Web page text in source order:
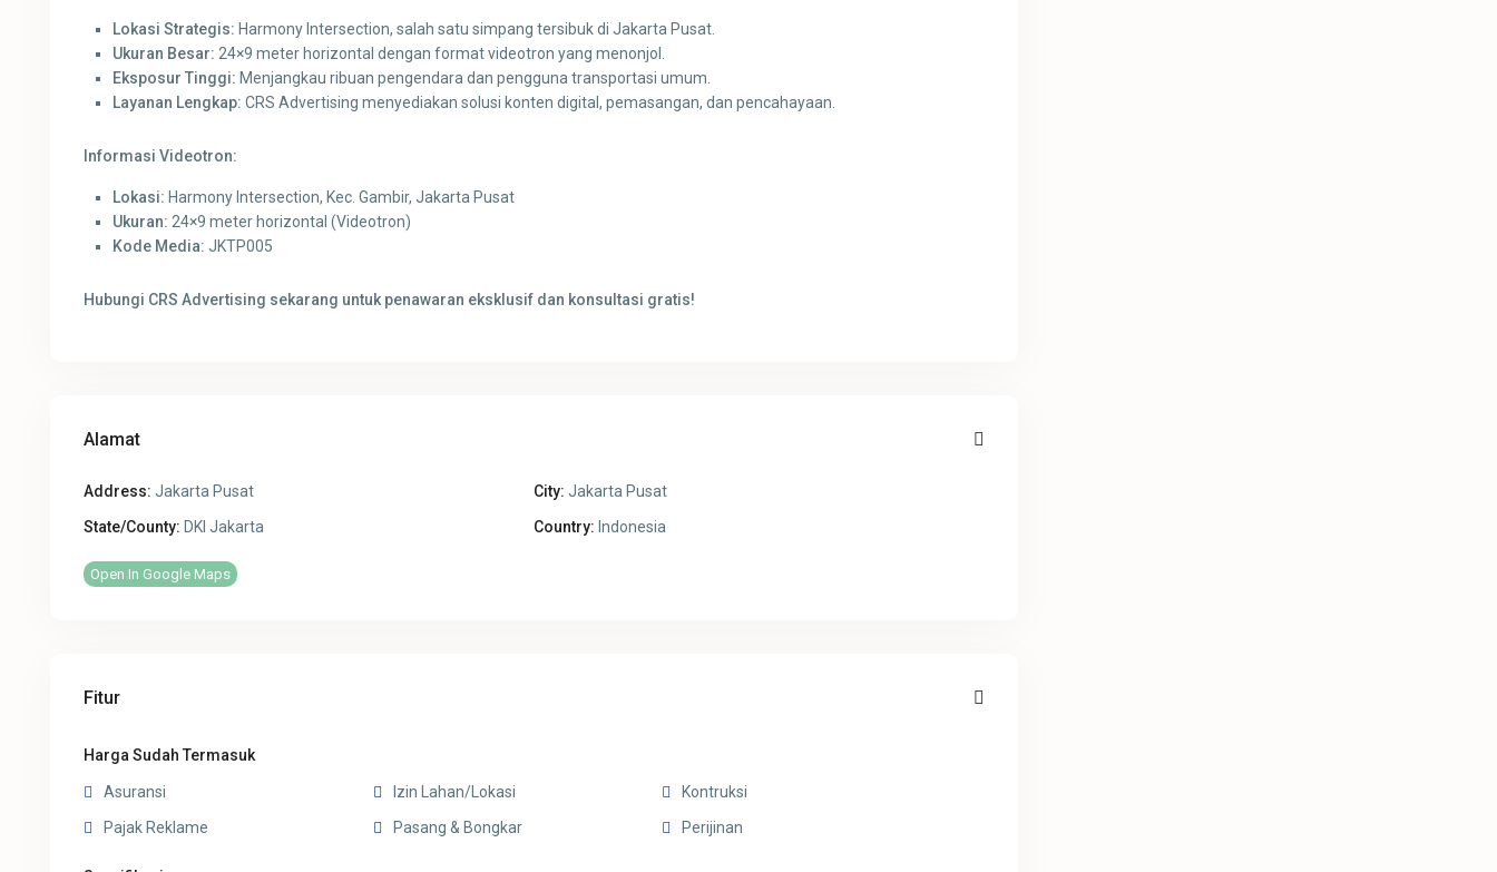
Lokasi Strategis: Harmony Intersection, salah satu simpang tersibuk di Jakarta Pusat.
Ukuran Besar: 24×9 meter horizontal dengan format videotron yang menonjol.
Eksposur Tinggi: Menjangkau ribuan pengendara dan pengguna transportasi umum.
Layanan Lengkap: CRS Advertising menyediakan solusi konten digital, pemasangan, dan pencahayaan.
Informasi Videotron:
Lokasi: Harmony Intersection, Kec. Gambir, Jakarta Pusat
Ukuran: 24×9 meter horizontal (Videotron)
Kode Media: JKTP005
Hubungi CRS Advertising sekarang untuk penawaran eksklusif dan konsultasi gratis!
Alamat
Address: Jakarta Pusat City: Jakarta Pusat
State/County: DKI Jakarta Country: Indonesia
Open In Google Maps
Fitur
Harga Sudah Termasuk
Asuransi Izin Lahan/Lokasi
Kontruksi
Pajak Reklame
Pasang & Bongkar Perijinan